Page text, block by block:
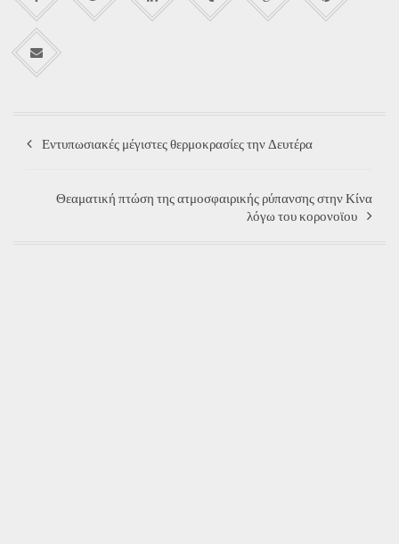
Εντυπωσιακές μέγιστες θερμοκρασίες την Δευτέρα
Θεαματική πτώση της ατμοσφαιρικής ρύπανσης στην Κίνα
λόγω του κορονοϊου